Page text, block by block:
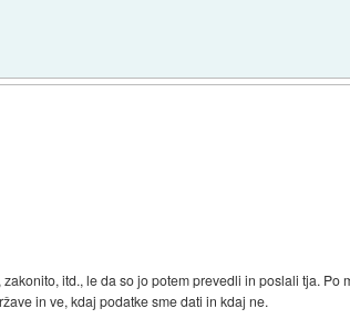
itd., le da so jo potem prevedli in poslali tja.
in ve, kdaj podatke sme dati in kdaj ne.